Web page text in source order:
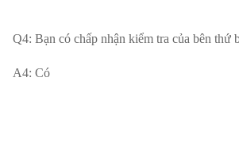
Q4: Bạn có chấp nhận kiểm tra của bên thứ
A4: Có